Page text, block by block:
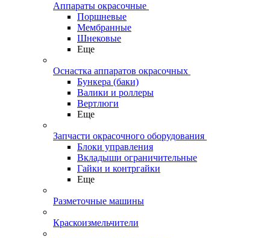
Аппараты окрасочные
Поршневые
Мембранные
Шнековые
Еще
Оснастка аппаратов окрасочных
Бункера (баки)
Валики и роллеры
Вертлюги
Еще
Запчасти окрасочного оборудования
Блоки управления
Вкладыши ограничительные
Гайки и контргайки
Еще
Разметочные машины
Краскоизмельчители